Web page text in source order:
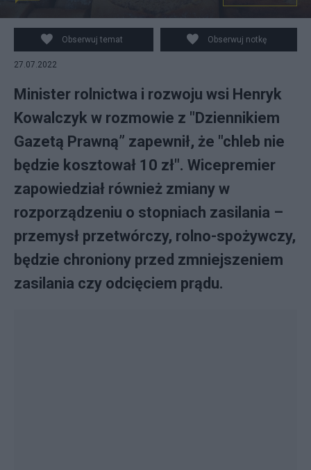
Henryk Kowalczyk w rozmowie z "Dziennikiem Gazetą
Prawną” zapewnił, że "chleb nie będzie kosztował 10 zł".
Źródło: commons.wikimedia.org
Obserwuj temat Obserwuj notkę
27.07.2022
Minister rolnictwa i rozwoju wsi Henryk
Kowalczyk w rozmowie z "Dziennikiem
Gazetą Prawną” zapewnił, że "chleb nie
będzie kosztował 10 zł". Wicepremier
zapowiedział również zmiany w
rozporządzeniu o stopniach zasilania –
przemysł przetwórczy, rolno-spożywczy,
będzie chroniony przed zmniejszeniem
zasilania czy odcięciem prądu.